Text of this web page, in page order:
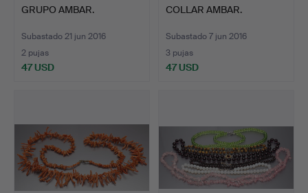
GRUPO AMBAR.
Subastado 21 jun 2016
2 pujas
47 USD
COLLAR AMBAR.
Subastado 7 jun 2016
3 pujas
47 USD